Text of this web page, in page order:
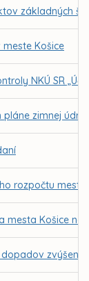
základných
Košice
NKÚ SR
zimnej
rozpočtu
mesta Košice